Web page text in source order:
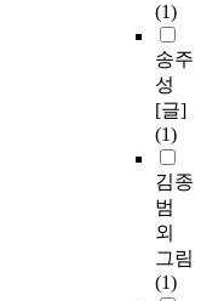
(1)
송주
성
[글]
(1)
김종
범
외
그림
(1)